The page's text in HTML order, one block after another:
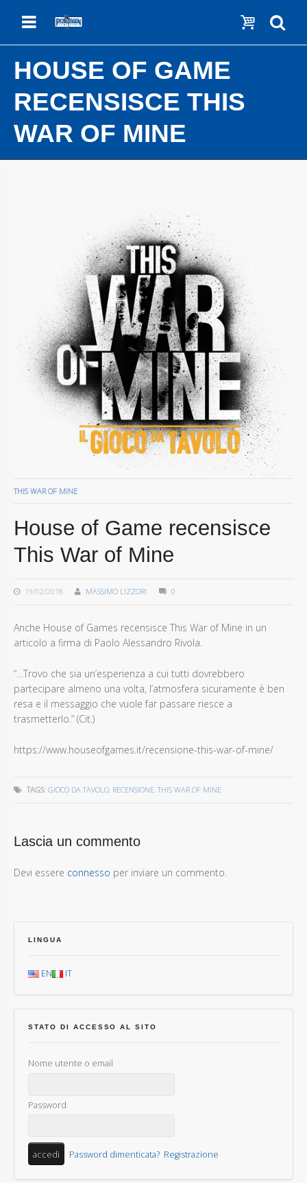
Show
Menu
HOUSE OF GAME
RECENSISCE THIS
WAR OF MINE
THIS WAR OF MINE
House of Game recensisce
This War of Mine
19/02/2018 MASSIMO LIZZORI 0
Anche House of Games recensisce This War of Mine in un
articolo a firma di Paolo Alessandro Rivola.
“…Trovo che sia un’esperienza a cui tutti dovrebbero
partecipare almeno una volta, l’atmosfera sicuramente è ben
resa e il messaggio che vuole far passare riesce a
trasmetterlo.” (Cit.)
https://www.houseofgames.it/recensione-this-war-of-mine/
TAGS: GIOCO DA TAVOLO, RECENSIONE, THIS WAR OF MINE
Lascia un commento
Devi essere connesso per inviare un commento.
LINGUA
EN IT
STATO DI ACCESSO AL SITO
Nome utente o email
Password
Password dimenticata? Registrazione